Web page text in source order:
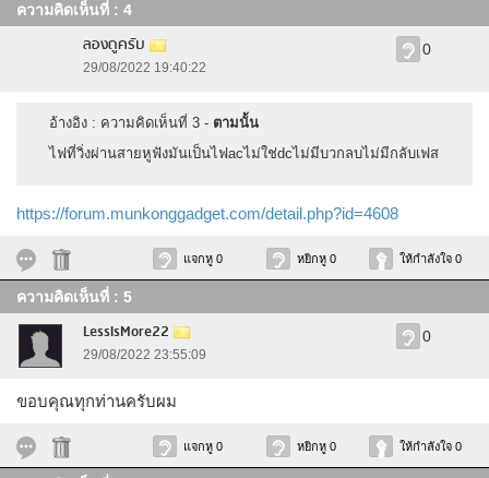
ความคิดเห็นที่ : 4
ลองดูครับ
29/08/2022 19:40:22
0
อ้างอิง : ความคิดเห็นที่ 3 - ตามนั้น
ไฟที่วิ่งผ่านสายหูฟังมันเป็นไฟacไม่ใช่dcไม่มีบวกลบไม่มีกลับเฟส
https://forum.munkonggadget.com/detail.php?id=4608
แจกหู 0 หยิกหู 0 ให้กำลังใจ 0
ความคิดเห็นที่ : 5
LessIsMore22
29/08/2022 23:55:09
0
ขอบคุณทุกท่านครับผม
แจกหู 0 หยิกหู 0 ให้กำลังใจ 0